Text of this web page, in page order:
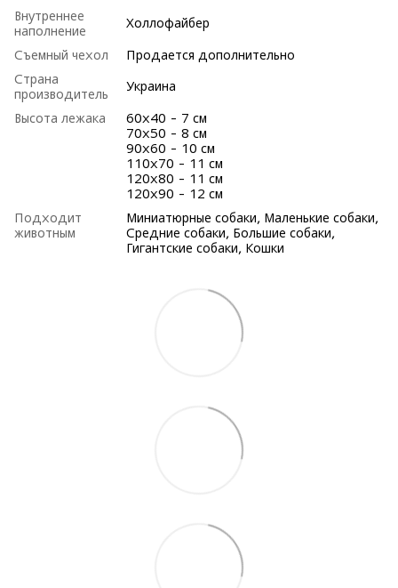
Внутреннее
наполнение
Холлофайбер
Съемный чехол
Продается дополнительно
Страна
производитель
Украина
Высота лежака
60х40 - 7 см
70х50 - 8 см
90х60 - 10 см
110х70 - 11 см
120х80 - 11 см
120х90 - 12 см
Подходит
животным
Миниатюрные собаки, Маленькие собаки,
Средние собаки, Большие собаки,
Гигантские собаки, Кошки